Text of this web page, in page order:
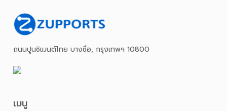
ถนนปูนซิเมนต์ไทย บางซื่อ, กรุงเทพฯ 10800
เมนู